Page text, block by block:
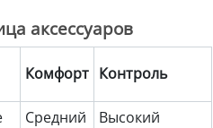
аксессуаров
Комфорт Контроль
Средний
Высокий